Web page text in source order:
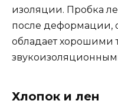
изоляции. Пробка
после деформации,
обладает хорошими
Хлопок и лен